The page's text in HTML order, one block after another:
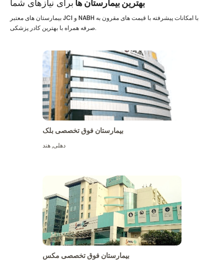
بهترین بیمارستان ها برای نیازهای شما
بیمارستان های معتبر JCI و NABH با امکانات پیشرفته با قیمت های مقرون به
صرفه همراه با بهترین کادر پزشکی.
بیمارستان فوق تخصصی بلک
دهلی,هند
بیمارستان فوق تخصصی مکس